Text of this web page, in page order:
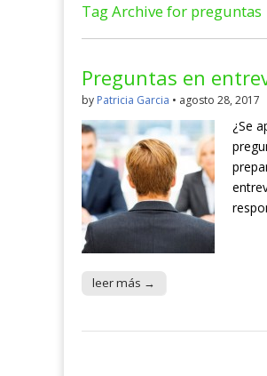
Tag Archive for preguntas
Preguntas en
by Patricia Garcia • agosto 28, 2017
¿Se
leer más →